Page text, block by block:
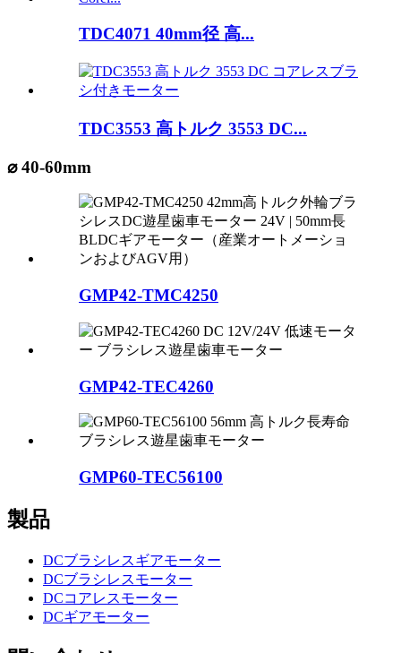
TDC4071 40mm径 高...
TDC3553 高トルク 3553 DC...
⌀ 40-60mm
GMP42-TMC4250
GMP42-TEC4260
GMP60-TEC56100
製品
DCブラシレスギアモーター
DCブラシレスモーター
DCコアレスモーター
DCギアモーター